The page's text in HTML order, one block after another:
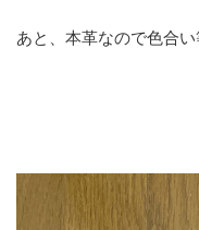
あと、本革なので色合い